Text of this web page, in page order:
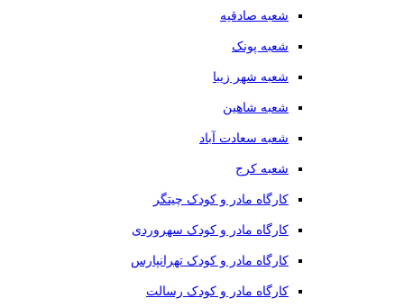
شعبه صادقیه
شعبه پونک
شعبه شهر زیبا
شعبه شاهین
شعبه سعادت آباد
شعبه کرج
کارگاه مادر و کودک چیتگر
کارگاه مادر و کودک سهروردی
کارگاه مادر و کودک تهرانپارس
کارگاه مادر و کودک رسالت